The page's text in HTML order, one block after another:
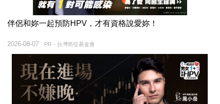
伴侶和妳一起預防HPV，才有資格說愛妳！
PR・台灣癌症基金會
2026-08-07